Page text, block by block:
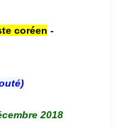
coréen -
)
2018